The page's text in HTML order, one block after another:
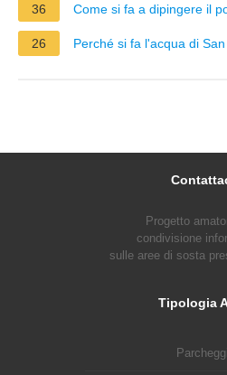
36 Come si fa a dipingere il
26 Perché si fa l'acqua di
Progetto
condivisione
sulle aree di sosta
Tipologia
Parcheggi